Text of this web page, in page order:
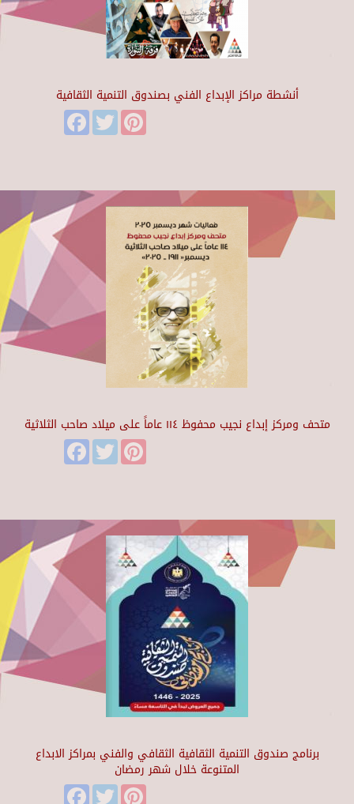
أنشطة مراكز الإبداع الفني بصندوق التنمية الثقافية
FacebookTwitter
متحف ومركز إبداع نجيب محفوظ ١١٤ عاماً على ميلاد صاحب الثلاثية
FacebookTwitter
برنامج صندوق التنمية الثقافية الثقافي والفني بمراكز الابداع
المتنوعة خلال شهر رمضان
FacebookTwitter